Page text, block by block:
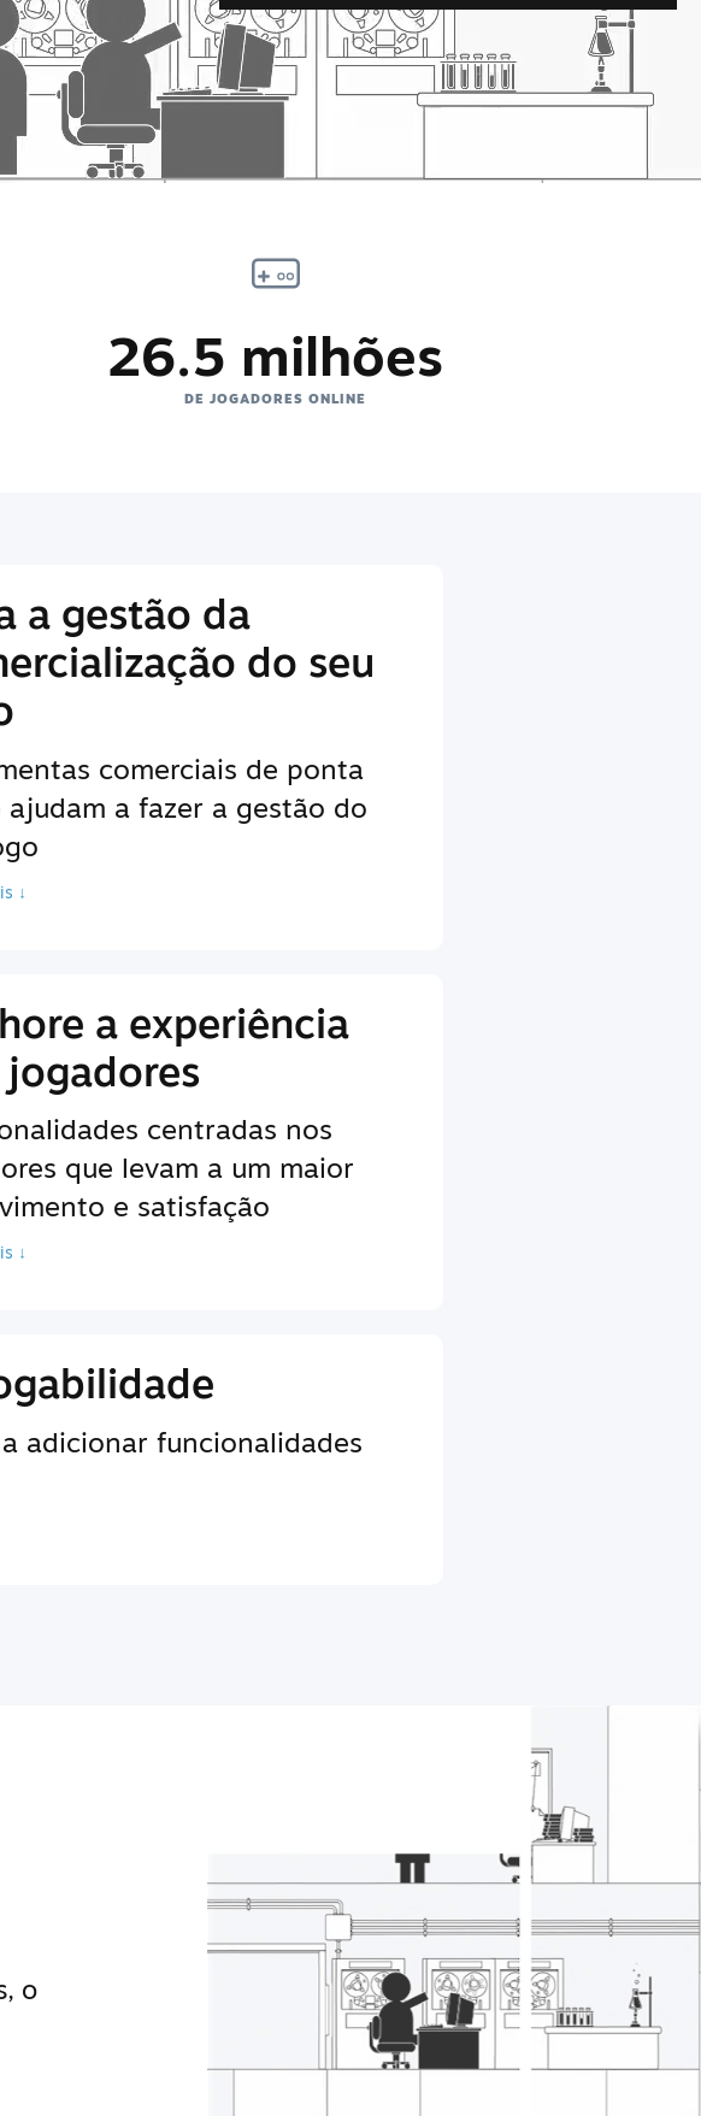
26.5 milhões
DE JOGADORES ONLINE
a gestão da
do seu
comerciais de ponta
ajudam a fazer a gestão do
↓
a experiência
centradas nos
que levam a um maior
e satisfação
↓
adicionar funcionalidades
o